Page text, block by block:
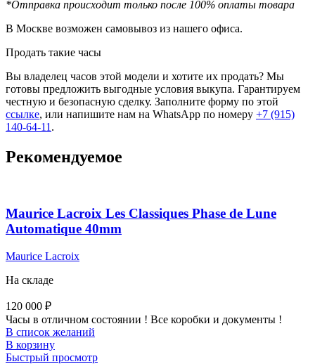
*Отправка происходит только после 100% оплаты товара
В Москве возможен самовывоз из нашего офиса.
Продать такие часы
Вы владелец часов этой модели и хотите их продать? Мы
готовы предложить выгодные условия выкупа. Гарантируем
честную и безопасную сделку. Заполните форму по этой
ссылке, или напишите нам на WhatsApp по номеру +7 (915)
140-64-11 .
Рекомендуемое
Maurice Lacroix Les Classiques Phase de Lune
Automatique 40mm
Maurice Lacroix
На складе
120 000 ₽
Часы в отличном состоянии ! Все коробки и документы !
В список желаний
В корзину
Быстрый просмотр